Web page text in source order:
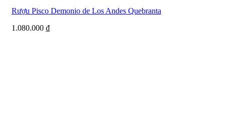
Rượu Pisco Demonio de Los Andes Quebranta
1.080.000 ₫